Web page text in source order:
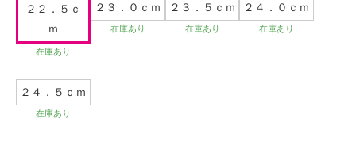
２２．５ｃ
ｍ
在庫あり
２３．０ｃｍ
在庫あり
２３．５ｃｍ
在庫あり
２４．０ｃｍ
在庫あり
２４．５ｃｍ
在庫あり